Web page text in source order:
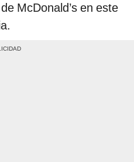
McDonald’s en este